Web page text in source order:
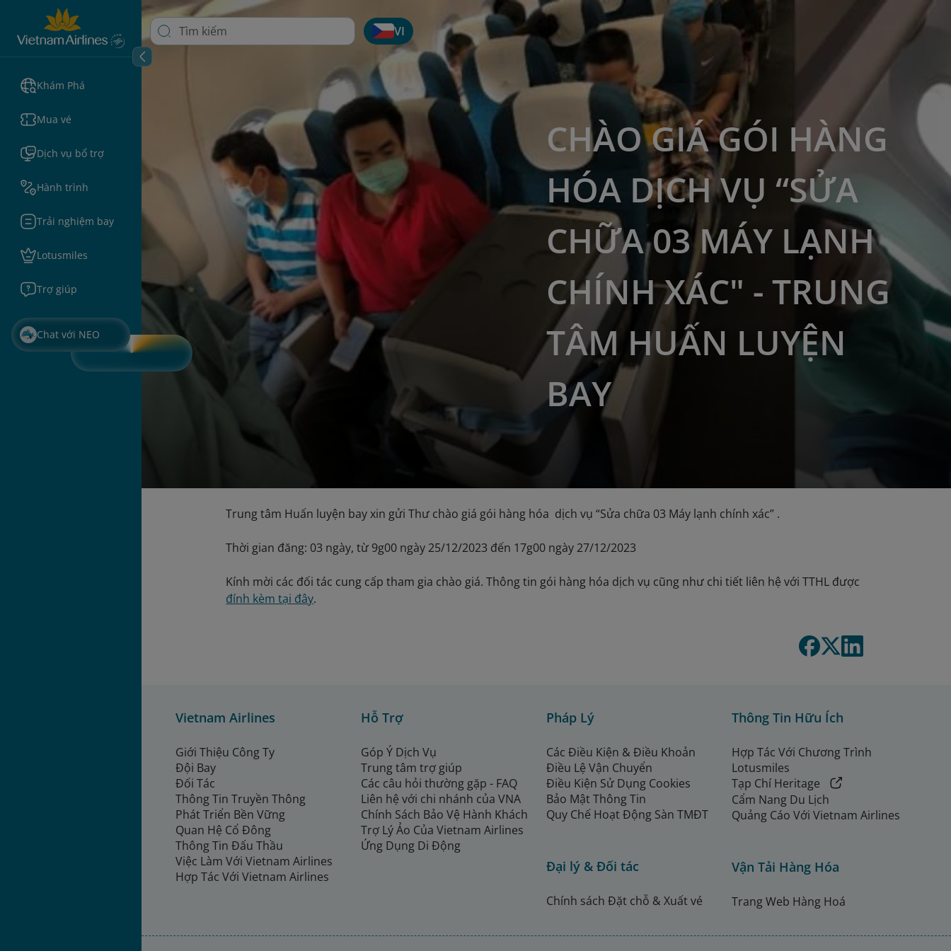
Khám Phá
Mua vé
Dịch vụ bổ trợ
Hành trình
Trải nghiệm bay
Lotusmiles
Trợ giúp
Chat với NEO
VI
CHÀO GIÁ GÓI HÀNG
HÓA DỊCH VỤ “SỬA
CHỮA 03 MÁY LẠNH
CHÍNH XÁC" - TRUNG
TÂM HUẤN LUYỆN
BAY
Trung tâm Huấn luyện bay xin gửi Thư chào giá gói hàng hóa dịch vụ “Sửa chữa 03 Máy lạnh chính xác” .
Thời gian đăng: 03 ngày, từ 9g00 ngày 25/12/2023 đến 17g00 ngày 27/12/2023
Kính mời các đối tác cung cấp tham gia chào giá. Thông tin gói hàng hóa dịch vụ cũng như chi tiết liên hệ với TTHL được
đính kèm tại đây.
Vietnam Airlines
Giới Thiệu Công Ty
Đội Bay
Đối Tác
Thông Tin Truyền Thông
Phát Triển Bền Vững
Quan Hệ Cổ Đông
Thông Tin Đấu Thầu
Việc Làm Với Vietnam Airlines
Hợp Tác Với Vietnam Airlines
Hỗ Trợ
Góp Ý Dịch Vụ
Trung tâm trợ giúp
Các câu hỏi thường gặp - FAQ
Liên hệ với chi nhánh của VNA
Chính Sách Bảo Vệ Hành Khách
Trợ Lý Ảo Của Vietnam Airlines
Ứng Dụng Di Động
Pháp Lý
Các Điều Kiện & Điều Khoản
Điều Lệ Vận Chuyển
Điều Kiện Sử Dụng Cookies
Bảo Mật Thông Tin
Quy Chế Hoạt Động Sàn TMĐT
Đại lý & Đối tác
Chính sách Đặt chỗ & Xuất vé
Thông Tin Hữu Ích
Hợp Tác Với Chương Trình
Lotusmiles
Tạp Chí Heritage
Cẩm Nang Du Lịch
Quảng Cáo Với Vietnam Airlines
Vận Tải Hàng Hóa
Trang Web Hàng Hoá